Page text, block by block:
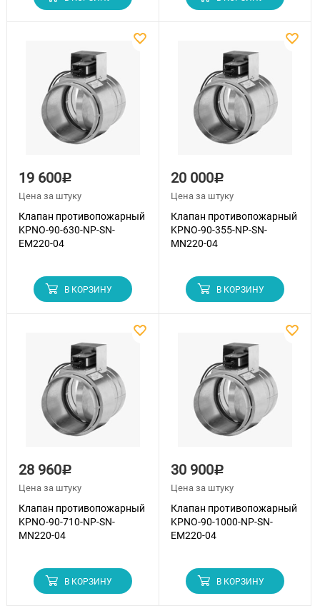
19 600Р
Цена за штуку
Клапан противопожарный
KPNO-90-630-NP-SN-
EM220-04
В КОРЗИНУ
20 000Р
Цена за штуку
Клапан противопожарный
KPNO-90-355-NP-SN-
MN220-04
В КОРЗИНУ
28 960Р
Цена за штуку
Клапан противопожарный
KPNO-90-710-NP-SN-
MN220-04
В КОРЗИНУ
30 900Р
Цена за штуку
Клапан противопожарный
KPNO-90-1000-NP-SN-
EM220-04
В КОРЗИНУ